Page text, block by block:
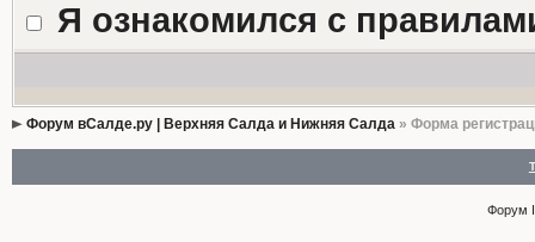
Я ознакомился с
Форум вСалде.ру | Верхняя Салда и Нижняя Салда» Форма
Форум